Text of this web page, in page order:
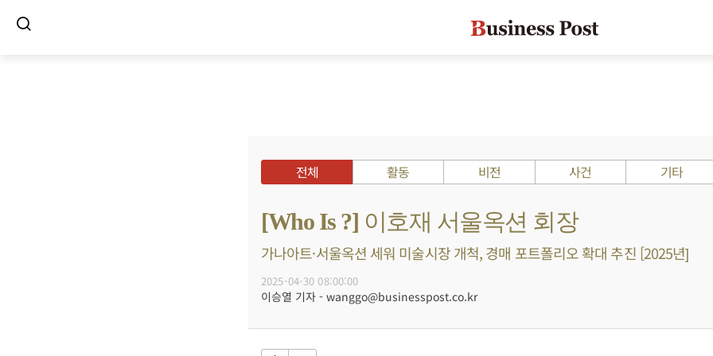
전체 활동 비전 사건 기타
[Who Is ?] 이호재 서울옥션 회장
가나아트·서울옥션 세워 미술시장 개척, 경매 포트폴리오 확대 추진 [2025년]
2025-04-30 08:00:00
이승열 기자 - wanggo@businesspost.co.kr